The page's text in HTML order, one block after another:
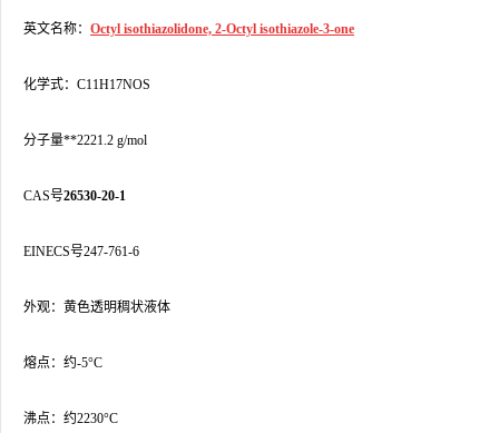
英文名称： Octyl isothiazolidone, 2-Octyl isothiazole-3-one
化学式：C11H17NOS
分子量**2221.2 g/mol
CAS号26530-20-1
EINECS号247-761-6
外观：黄色透明稠状液体
熔点：约-5°C
沸点：约2230°C